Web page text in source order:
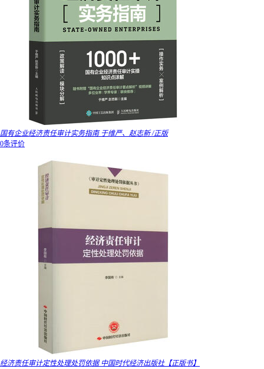
国有企业经济责任审计实务指南 于维严、赵志新 /正版
0条评价
经济责任审计定性处理处罚依据 中国时代经济出版社【正版书】